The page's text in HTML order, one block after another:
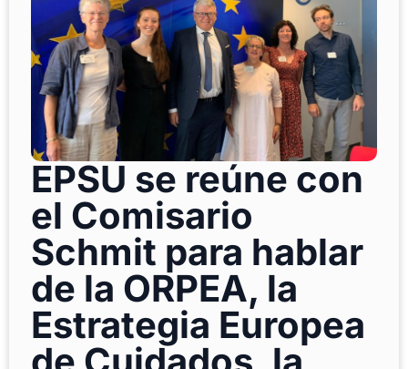
EPSU se reúne con
el Comisario
Schmit para hablar
de la ORPEA, la
Estrategia Europea